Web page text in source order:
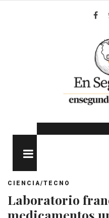
CIENCIA/TECNO
Laboratorio